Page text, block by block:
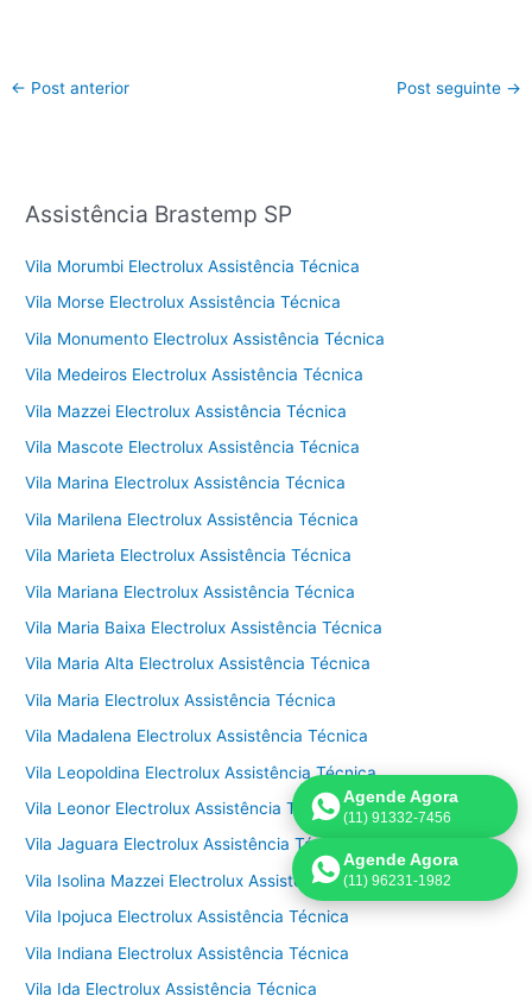
← Post anterior Post seguinte →
Assistência Brastemp SP
Vila Morumbi Electrolux Assistência Técnica
Vila Morse Electrolux Assistência Técnica
Vila Monumento Electrolux Assistência Técnica
Vila Medeiros Electrolux Assistência Técnica
Vila Mazzei Electrolux Assistência Técnica
Vila Mascote Electrolux Assistência Técnica
Vila Marina Electrolux Assistência Técnica
Vila Marilena Electrolux Assistência Técnica
Vila Marieta Electrolux Assistência Técnica
Vila Mariana Electrolux Assistência Técnica
Vila Maria Baixa Electrolux Assistência Técnica
Vila Maria Alta Electrolux Assistência Técnica
Vila Maria Electrolux Assistência Técnica
Vila Madalena Electrolux Assistência Técnica
Vila Leopoldina Electrolux Assistência Técnica
Vila Leonor Electrolux Assistência Técnica
Vila Jaguara Electrolux Assistência Técnica
Vila Isolina Mazzei Electrolux Assistência Técnica
Vila Ipojuca Electrolux Assistência Técnica
Vila Indiana Electrolux Assistência Técnica
Vila Ida Electrolux Assistência Técnica
Agende Agora
(11) 91332-7456
Agende Agora
(11) 96231-1982